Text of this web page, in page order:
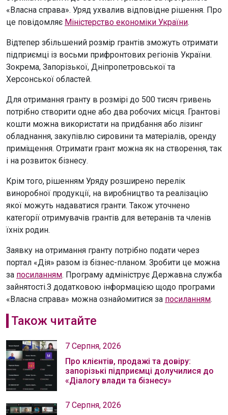
«Власна справа». Уряд ухвалив відповідне рішення. Про
це повідомляє Міністерство економіки України.
Відтепер збільшений розмір грантів зможуть отримати
підприємці із восьми прифронтових регіонів України.
Зокрема, Запорізької, Дніпропетровської та
Херсонської областей.
Для отримання гранту в розмірі до 500 тисяч гривень
потрібно створити одне або два робочих місця. Грантові
кошти можна використати на придбання або лізинг
обладнання, закупівлю сировини та матеріалів, оренду
приміщення. Отримати грант можна як на створення, так
і на розвиток бізнесу.
Крім того, рішенням Уряду розширено перелік
виноробної продукції, на виробництво та реалізацію
якої можуть надаватися гранти. Також уточнено
категорії отримувачів грантів для ветеранів та членів
їхніх родин.
Заявку на отримання гранту потрібно подати через
портал «Дія» разом із бізнес-планом. Зробити це можна
за посиланням. Програму адмініструє Державна служба
зайнятості.З додатковою інформацією щодо програми
«Власна справа» можна ознайомитися за посиланням.
Також читайте
7 Серпня, 2026
Про клієнтів, продажі та довіру:
запорізькі підприємці долучилися до
«Діалогу влади та бізнесу»
7 Серпня, 2026